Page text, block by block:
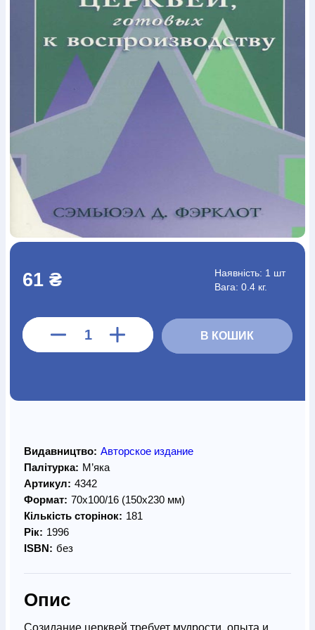
Шлюб і сім`яЮдаїзм
Супутні товари
Періодика
АудіоРучки кульковіВідео Галантерея
Закладки для книг
Футболки БрелокиСумки
Біжутерія
Щоденники / щотижневики
Вироби з дерева
Вироби з кераміки і глини
Вироби з срібла
Картини
Навчальні мапи
Шкіряні виробиМагніти
Металеві
виробиМіні-лампи Наклейки Настільні ігриПакети
подарункові
Пластмасові вироби
Хустки
Розвиваючі ігри Репринти
Зошити
Фотокартини
Головні убори
Календарі
Канцелярскі товари
Комп`ютерні ігри
ЛистівкиСувенирна продукція
Книга в комплекті
За додатковою інформацією дзвоніть за номером:+38
61 ₴ Наявність: 1 шт
Вага: 0.4 кг.
В КОШИК
Видавництво: Авторское издание
Палітурка: М’яка
Артикул: 4342
Формат: 70х100/16 (150х230 мм)
Кількість сторінок: 181
Рік: 1996
ISBN: без
Опис
Созидание церквей требует мудрости, опыта и